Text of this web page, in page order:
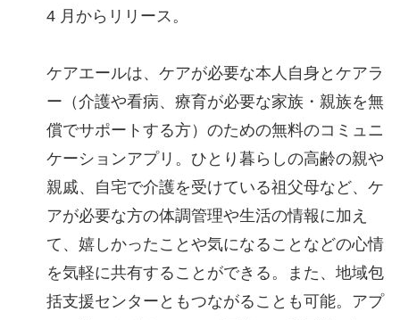
4 月からリリース。
ケアエールは、ケアが必要な本人自身とケアラ
ー（介護や看病、療育が必要な家族・親族を無
償でサポートする方）のための無料のコミュニ
ケーションアプリ。ひとり暮らしの高齢の親や
親戚、自宅で介護を受けている祖父母など、ケ
アが必要な方の体調管理や生活の情報に加え
て、嬉しかったことや気になることなどの心情
を気軽に共有することができる。また、地域包
括支援センターともつながることも可能。アプ